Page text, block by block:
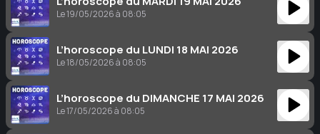
Le 19/05/2026 à 08:05
L’horoscope du LUNDI 18 MAI 2026
Le 18/05/2026 à 08:05
L’horoscope du DIMANCHE 17 MAI 2026
Le 17/05/2026 à 08:05